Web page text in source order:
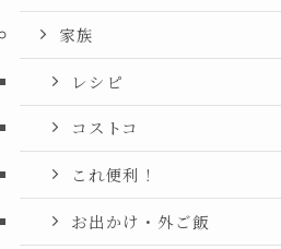
家族
レシピ
コストコ
これ便利！
お出かけ・外ご飯